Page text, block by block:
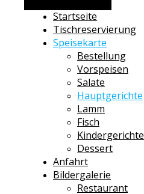
Startseite
Tischreservierung
Speisekarte
Bestellung
Vorspeisen
Salate
Hauptgerichte
Lamm
Fisch
Kindergerichte
Dessert
Anfahrt
Bildergalerie
Restaurant